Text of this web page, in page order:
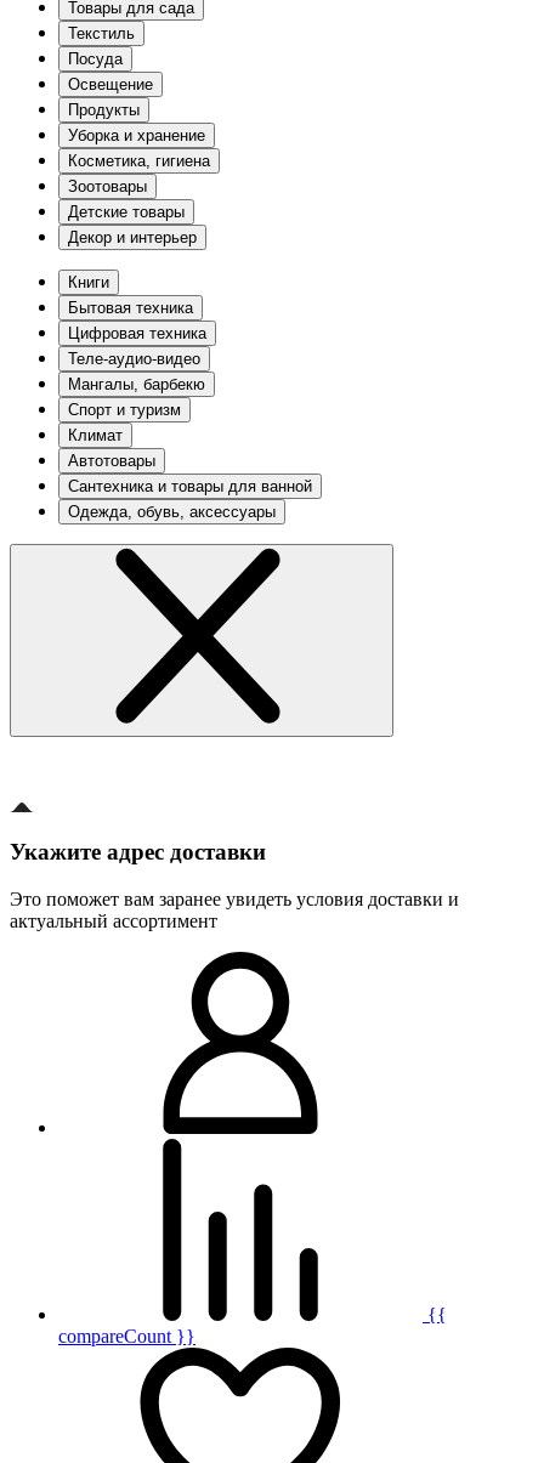
Товары для сада
Текстиль
Посуда
Освещение
Продукты
Уборка и хранение
Косметика, гигиена
Зоотовары
Детские товары
Декор и интерьер
Книги
Бытовая техника
Цифровая техника
Теле-аудио-видео
Мангалы, барбекю
Спорт и туризм
Климат
Автотовары
Сантехника и товары для ванной
Одежда, обувь, аксессуары
Укажите адрес доставки
Это поможет вам заранее увидеть условия доставки и
актуальный ассортимент
{{
compareCount }}